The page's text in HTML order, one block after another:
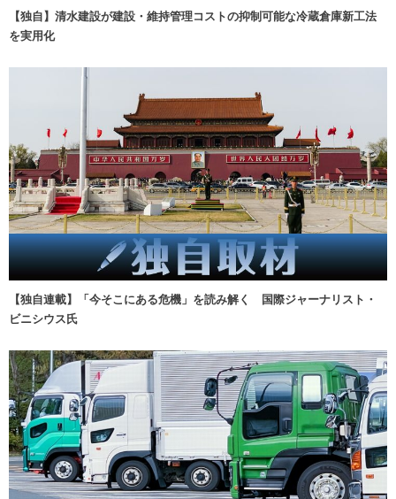
【独自】清水建設が建設・維持管理コストの抑制可能な冷蔵倉庫新工法
を実用化
【独自連載】「今そこにある危機」を読み解く 国際ジャーナリスト・
ビニシウス氏